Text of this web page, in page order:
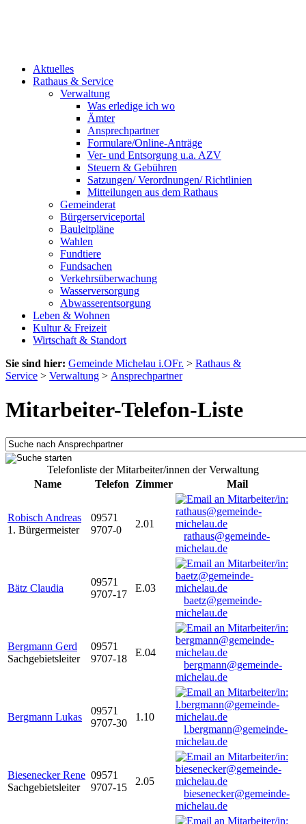
Aktuelles
Rathaus & Service
Verwaltung
Was erledige ich wo
Ämter
Ansprechpartner
Formulare/Online-Anträge
Ver- und Entsorgung u.a. AZV
Steuern & Gebühren
Satzungen/ Verordnungen/ Richtlinien
Mitteilungen aus dem Rathaus
Gemeinderat
Bürgerserviceportal
Bauleitpläne
Wahlen
Fundtiere
Fundsachen
Verkehrsüberwachung
Wasserversorgung
Abwasserentsorgung
Leben & Wohnen
Kultur & Freizeit
Wirtschaft & Standort
Sie sind hier: Gemeinde Michelau i.OFr. > Rathaus &
Service > Verwaltung > Ansprechpartner
Mitarbeiter-Telefon-Liste
Telefonliste der Mitarbeiter/innen der Verwaltung
Name
Telefon Zimmer Mail
Robisch Andreas
1. Bürgermeister
09571
9707-0
2.01
rathaus@gemeinde-
michelau.de
Bätz Claudia
09571
9707-17
E.03
baetz@gemeinde-
michelau.de
Bergmann Gerd
Sachgebietsleiter
09571
9707-18
E.04
bergmann@gemeinde-
michelau.de
Bergmann Lukas
09571
9707-30
1.10
l.bergmann@gemeinde-
michelau.de
Biesenecker Rene
Sachgebietsleiter
09571
9707-15
2.05
biesenecker@gemeinde-
michelau.de